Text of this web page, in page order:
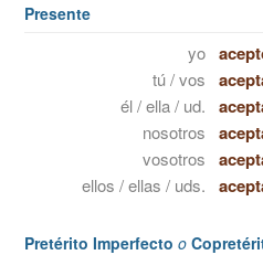
Presente
yo
tú / vos
él / ella / ud.
nosotros
vosotros
ellos / ellas / uds.
Pretérito Imperfecto o